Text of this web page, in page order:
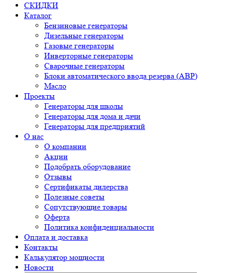
СКИДКИ
Каталог
Бензиновые генераторы
Дизельные генераторы
Газовые генераторы
Инверторные генераторы
Сварочные генераторы
Блоки автоматического ввода резерва (АВР)
Масло
Проекты
Генераторы для школы
Генераторы для дома и дачи
Генераторы для предприятий
О нас
О компании
Акции
Подобрать оборудование
Отзывы
Сертификаты дилерства
Полезные советы
Сопутствующие товары
Оферта
Политика конфиденциальности
Оплата и доставка
Контакты
Калькулятор мощности
Новости